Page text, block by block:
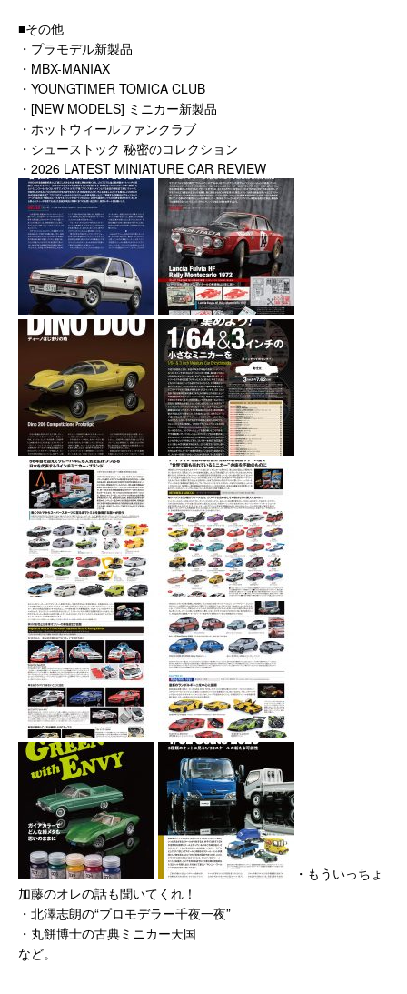
■その他
・プラモデル新製品
・MBX-MANIAX
・YOUNGTIMER TOMICA CLUB
・[NEW MODELS] ミニカー新製品
・ホットウィールファンクラブ
・シューストック 秘密のコレクション
・2026 LATEST MINIATURE CAR REVIEW
・もういっちょ
加藤のオレの話も聞いてくれ！
・北澤志朗の“プロモデラー千夜一夜”
・丸餅博士の古典ミニカー天国
など。